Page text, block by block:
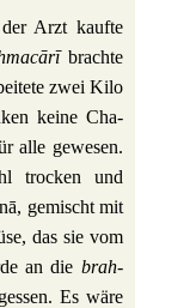
Arzt kaufte
brachte
zwei Kilo
keine Cha­
alle gewesen.
trocken und
gemischt mit
das sie vom
an die brah­
Es wäre